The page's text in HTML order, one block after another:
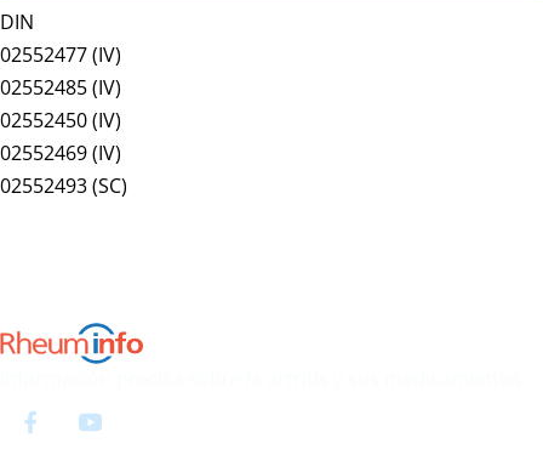
DIN
02552477 (IV)
02552485 (IV)
02552450 (IV)
02552469 (IV)
02552493 (SC)